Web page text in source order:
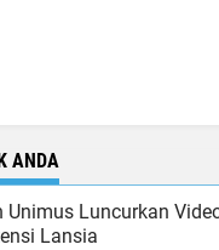
ANDA
Unimus Luncurkan
Lansia